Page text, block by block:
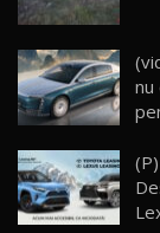
24
25
nu